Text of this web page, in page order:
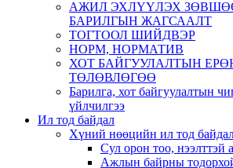
АЖИЛ ЭХЛҮҮЛЭХ
БАРИЛГЫН ЖАГСААЛТ
ТОГТООЛ ШИЙДВЭР
НОРМ, НОРМАТИВ
ХОТ БАЙГУУЛАЛТЫН
ТӨЛӨВЛӨГӨӨ
Барилга, хот байгуулалтын
үйлчилгээ
Ил тод байдал
Хүний нөөцийн ил тод
Сул орон тоо, нээлттэй
Ажлын байрны